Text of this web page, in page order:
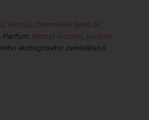
, Ricinus Communis Seed Oil,
Parfum, Benzyl Alcohol, Sodium
ekologického zemědělství